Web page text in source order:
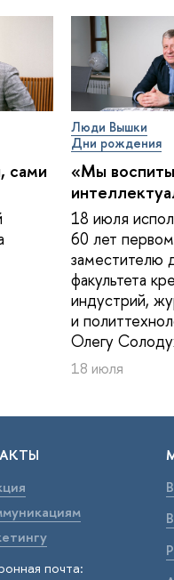
сами
Люди Вышки
Дни рождения
«Мы
18 июля
60 лет
заместителю
факультета
индустрий,
и
Олегу
18 июля
почта: